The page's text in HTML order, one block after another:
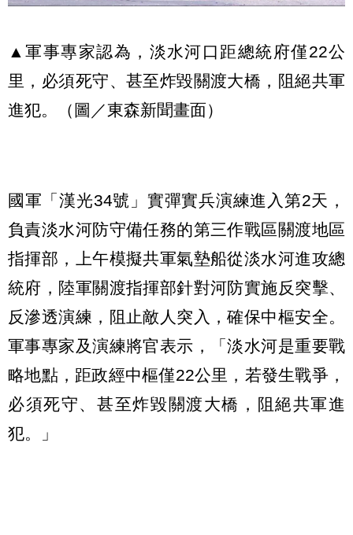
▲軍事專家認為，淡水河口距總統府僅22公
里，必須死守、甚至炸毀關渡大橋，阻絕共軍
進犯。（圖／東森新聞畫面）
國軍「漢光34號」實彈實兵演練進入第2天，
負責淡水河防守備任務的第三作戰區關渡地區
指揮部，上午模擬共軍氣墊船從淡水河進攻總
統府，陸軍關渡指揮部針對河防實施反突擊、
反滲透演練，阻止敵人突入，確保中樞安全。
軍事專家及演練將官表示，「淡水河是重要戰
略地點，距政經中樞僅22公里，若發生戰爭，
必須死守、甚至炸毀關渡大橋，阻絕共軍進
犯。」